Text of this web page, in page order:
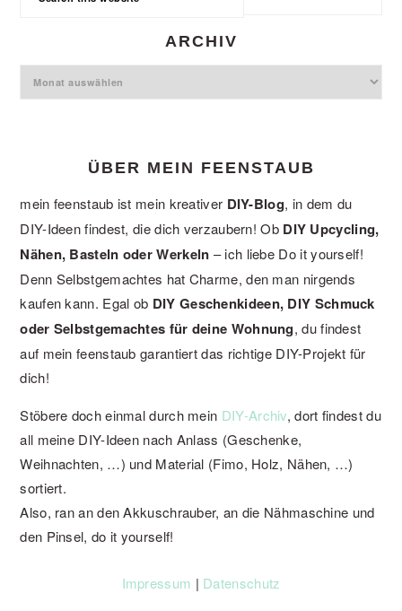
ARCHIV
Archiv
ÜBER MEIN FEENSTAUB
mein feenstaub ist mein kreativer DIY-Blog, in dem du
DIY-Ideen findest, die dich verzaubern! Ob DIY Upcycling,
Nähen, Basteln oder Werkeln – ich liebe Do it yourself!
Denn Selbstgemachtes hat Charme, den man nirgends
kaufen kann. Egal ob DIY Geschenkideen, DIY Schmuck
oder Selbstgemachtes für deine Wohnung, du findest
auf mein feenstaub garantiert das richtige DIY-Projekt für
dich!
Stöbere doch einmal durch mein DIY-Archiv, dort findest du
all meine DIY-Ideen nach Anlass (Geschenke,
Weihnachten, …) und Material (Fimo, Holz, Nähen, …)
sortiert.
Also, ran an den Akkuschrauber, an die Nähmaschine und
den Pinsel, do it yourself!
Impressum | Datenschutz